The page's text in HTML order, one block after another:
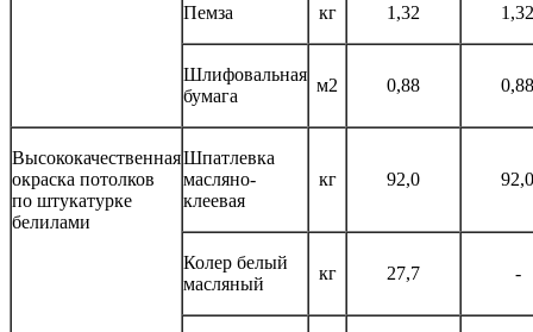
Пемза кг 1,32 1,32
Шлифовальная
бумага
м2 0,88 0,88
Высококачественная
окраска потолков
по штукатурке
белилами
Шпатлевка
масляно-
клеевая
кг 92,0 92,0
Колер белый
масляный
кг 27,7 -